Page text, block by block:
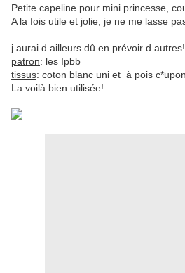
Petite capeline pour mini princesse,
A la fois utile et jolie, je ne me lasse
j aurai d ailleurs dû en prévoir d
patron: les Ipbb
tissus: coton blanc uni et à pois
La voilà bien utilisée!